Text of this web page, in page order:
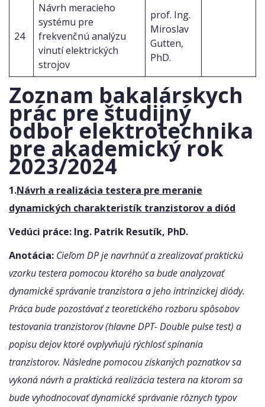
24
Návrh meracieho
systému pre
frekvenčnú analýzu
vinutí elektrických
strojov
prof. Ing.
Miroslav
Gutten,
PhD.
Zoznam bakalárskych
prác pre študijný
odbor elektrotechnika
pre akademický rok
2023/2024
1.Návrh a realizácia testera pre meranie
dynamických charakteristík tranzistorov a diód
Vedúci práce: Ing. Patrik Resutík, PhD.
Anotácia: Cieľom DP je navrhnúť a zrealizovať praktickú
vzorku testera pomocou ktorého sa bude analyzovať
dynamické správanie tranzistora a jeho intrinzickej diódy.
Práca bude pozostávať z teoretického rozboru spôsobov
testovania tranzistorov (hlavne DPT- Double pulse test) a
popisu dejov ktoré ovplyvňujú rýchlosť spínania
tranzistorov. Následne pomocou získaných poznatkov sa
vykoná návrh a praktická realizácia testera na ktorom sa
bude vyhodnocovať dynamické správanie rôznych typov